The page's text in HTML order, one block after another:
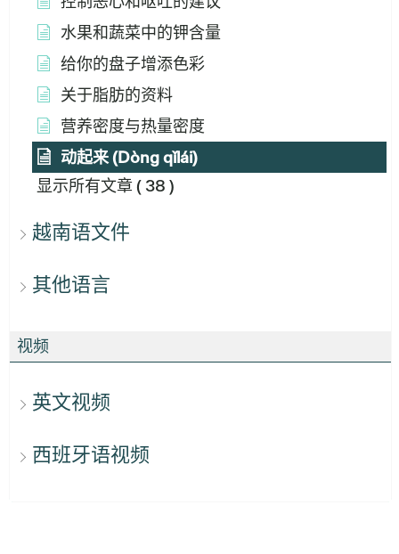
水果和蔬菜中的钾含量
给你的盘子增添色彩
关于脂肪的资料
营养密度与热量密度
动起来 (Dòng qǐlái)
显示所有文章 ( 38 )
越南语文件
其他语言
视频
英文视频
西班牙语视频